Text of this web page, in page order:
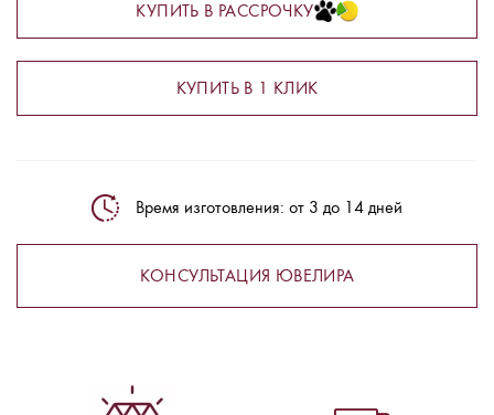
КУПИТЬ В РАССРОЧКУ
КУПИТЬ В 1 КЛИК
Время изготовления: от 3 до 14 дней
КОНСУЛЬТАЦИЯ ЮВЕЛИРА